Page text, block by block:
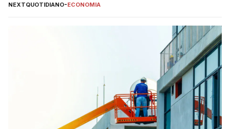
NEXTQUOTIDIANO-ECONOMIA